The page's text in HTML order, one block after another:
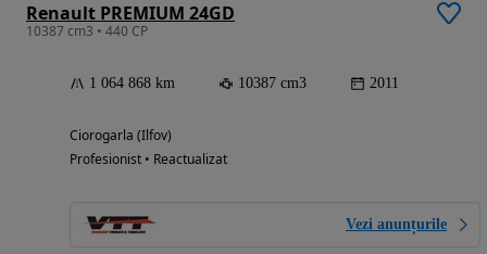
Renault PREMIUM 24GD
10387 cm3 • 440 CP
1 064 868 km 10387 cm3 2011
Ciorogarla (Ilfov)
Profesionist • Reactualizat
Vezi anunțurile